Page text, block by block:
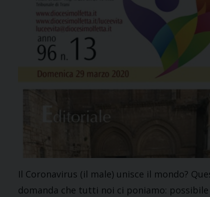
Il Coronavirus (il male) unisce il mondo?
domanda che tutti noi ci poniamo: possibile